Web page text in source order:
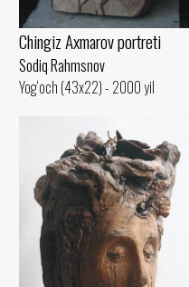
Chingiz Axmarov portreti
Sodiq Rahmsnov
Yog‘och (43x22) - 2000 yil